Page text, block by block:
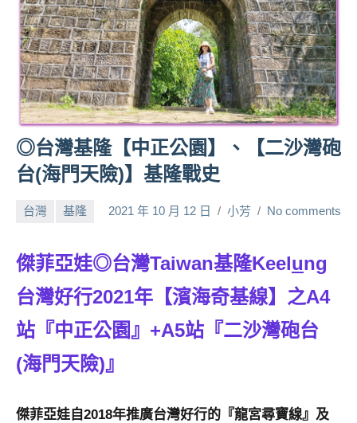
題
旅
遊、
達
人
帶
路、
旅
遊
節
來
News
探
節
目
班
外
◎台灣基隆【中正公園】、【二沙灣砲
台(海門天險)】基隆戰史
台灣 基隆 2021 年 10 月 12 日 小芳 No comments
傑菲亞娃◎台灣Taiwan基隆Keelung
台灣好行2021年【濱海奇基線】之A4
站『中正公園』+A5站『二沙灣砲台
(海門天險)』
傑菲亞娃自2018年推廣台灣好行的『龍宮尋寶線』及